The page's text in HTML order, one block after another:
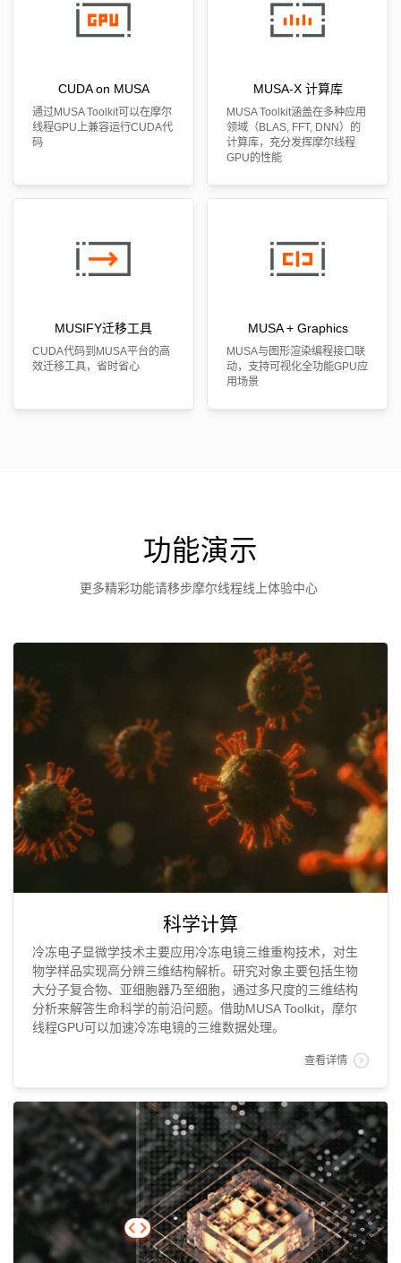
CUDA on MUSA
通过MUSA Toolkit可以在摩尔
线程GPU上兼容运行CUDA代
码
MUSA-X 计算库
MUSA Toolkit涵盖在多种应用
领域（BLAS, FFT, DNN）的
计算库，充分发挥摩尔线程
GPU的性能
MUSIFY迁移工具
CUDA代码到MUSA平台的高
效迁移工具，省时省心
MUSA + Graphics
MUSA与图形渲染编程接口联
动，支持可视化全功能GPU应
用场景
功能演示
更多精彩功能请移步摩尔线程线上体验中心
科学计算
冷冻电子显微学技术主要应用冷冻电镜三维重构技术，对生
物学样品实现高分辨三维结构解析。研究对象主要包括生物
大分子复合物、亚细胞器乃至细胞，通过多尺度的三维结构
分析来解答生命科学的前沿问题。借助MUSA Toolkit，摩尔
线程GPU可以加速冷冻电镜的三维数据处理。
查看详情